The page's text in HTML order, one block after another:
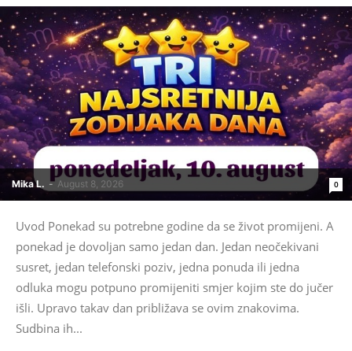
Mika L. - August 8, 2026 0
Uvod Ponekad su potrebne godine da se život promijeni. A
ponekad je dovoljan samo jedan dan. Jedan neočekivani
susret, jedan telefonski poziv, jedna ponuda ili jedna
odluka mogu potpuno promijeniti smjer kojim ste do jučer
išli. Upravo takav dan približava se ovim znakovima.
Sudbina ih...